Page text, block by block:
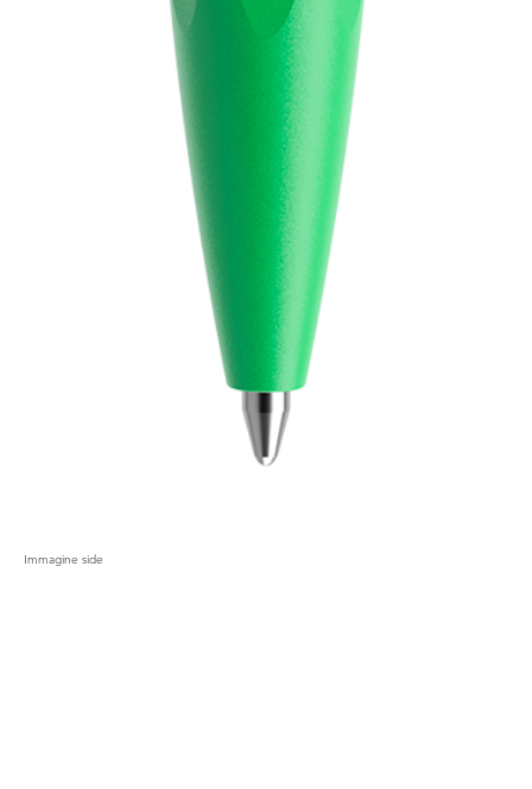
Immagine side